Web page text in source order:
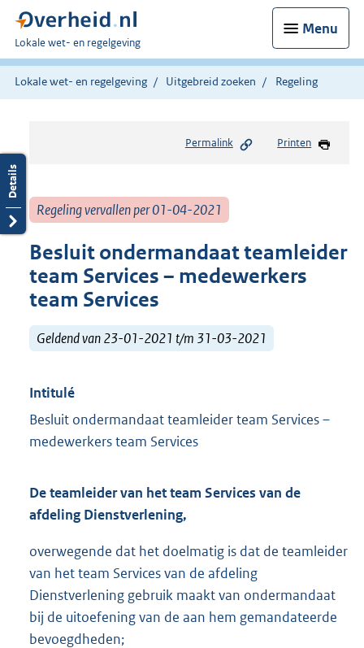
Menu
U
bent
hier:
Lokale wet- en regelgeving
Lokale wet- en regelgeving Uitgebreid zoeken Regeling
Permalink Printen
Regeling vervallen per 01-04-2021
Besluit ondermandaat teamleider
team Services – medewerkers
team Services
Geldend van 23-01-2021 t/m 31-03-2021
Intitulé
Besluit ondermandaat teamleider team Services –
medewerkers team Services
De teamleider van het team Services van de
afdeling Dienstverlening,
overwegende dat het doelmatig is dat de teamleider
van het team Services van de afdeling
Dienstverlening gebruik maakt van ondermandaat
bij de uitoefening van de aan hem gemandateerde
bevoegdheden;